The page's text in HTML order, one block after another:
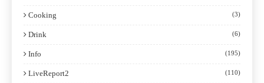
Cooking (3)
Drink (6)
Info (195)
LiveReport2 (110)